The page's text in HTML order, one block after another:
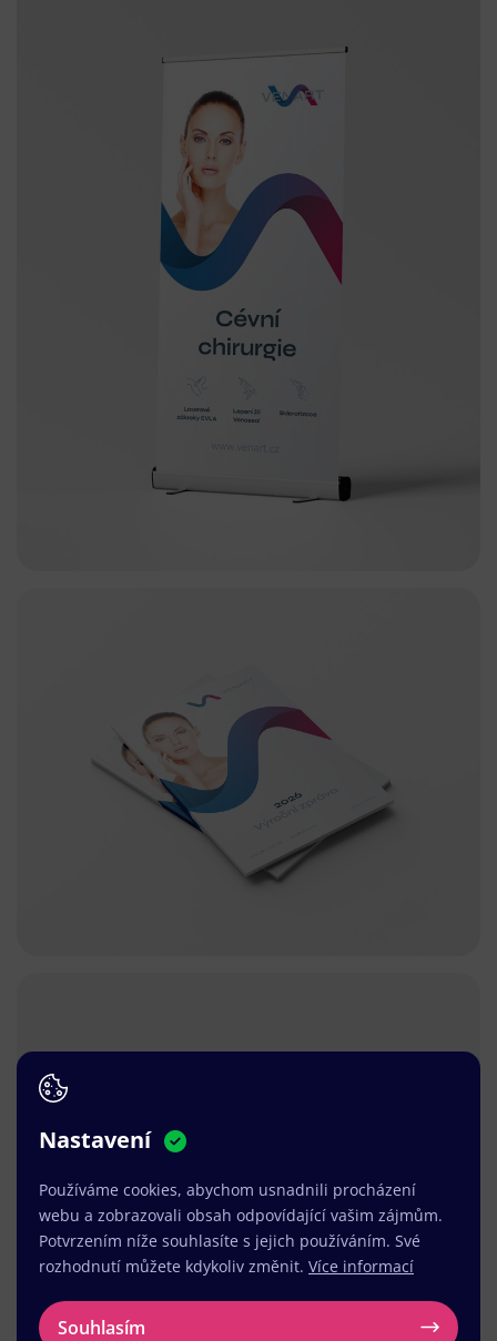
Nastavení
Používáme cookies, abychom usnadnili procházení
webu a zobrazovali obsah odpovídající vašim zájmům.
Potvrzením níže souhlasíte s jejich používáním. Své
rozhodnutí můžete kdykoliv změnit. Více informací
Souhlasím